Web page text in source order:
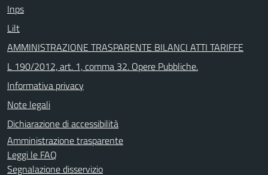
Inps
Lilt
AMMINISTRAZIONE TRASPARENTE BILANCI ATTI TARIFFE
L 190/2012, art. 1, comma 32. Opere Pubbliche.
Informativa privacy
Note legali
Dichiarazione di accessibilità
Amministrazione trasparente
Leggi le FAQ
Segnalazione disservizio